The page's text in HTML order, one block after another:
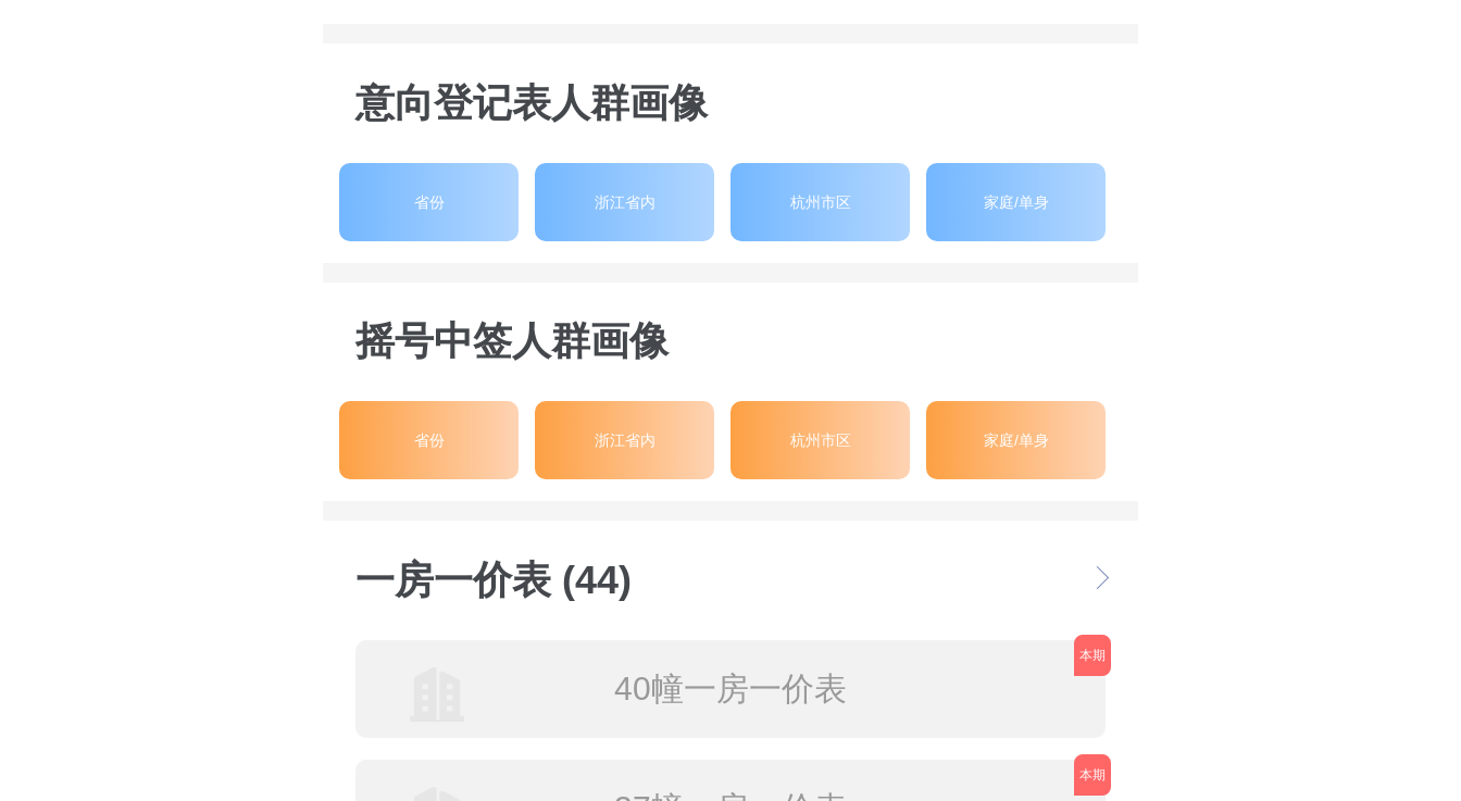
意向登记表人群画像
省份 浙江省内 杭州市区 家庭/单身
摇号中签人群画像
省份 浙江省内 杭州市区 家庭/单身
一房一价表 (44)
40幢一房一价表
本期
本期